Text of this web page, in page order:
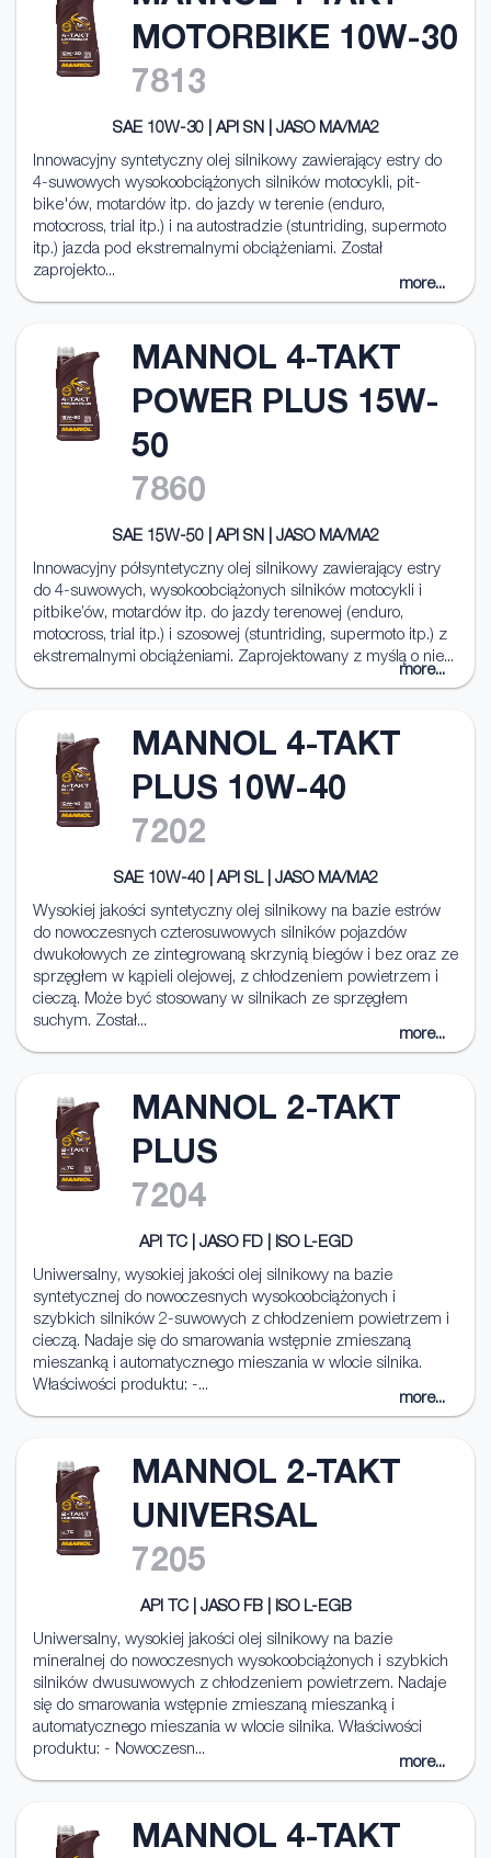
MOTORBIKE 10W-30
7813
SAE 10W-30 | API SN | JASO MA/MA2
Innowacyjny syntetyczny olej silnikowy zawierający estry do
4-suwowych wysokoobciążonych silników motocykli, pit-
bike'ów, motardów itp. do jazdy w terenie (enduro,
motocross, trial itp.) i na autostradzie (stuntriding, supermoto
itp.) jazda pod ekstremalnymi obciążeniami. Został
zaprojekto...
more...
MANNOL 4-TAKT
POWER PLUS 15W-
50
7860
SAE 15W-50 | API SN | JASO MA/MA2
Innowacyjny półsyntetyczny olej silnikowy zawierający estry
do 4-suwowych, wysokoobciążonych silników motocykli i
pitbike’ów, motardów itp. do jazdy terenowej (enduro,
motocross, trial itp.) i szosowej (stuntriding, supermoto itp.) z
ekstremalnymi obciążeniami. Zaprojektowany z myślą o nie...
more...
MANNOL 4-TAKT
PLUS 10W-40
7202
SAE 10W-40 | API SL | JASO MA/MA2
Wysokiej jakości syntetyczny olej silnikowy na bazie estrów
do nowoczesnych czterosuwowych silników pojazdów
dwukołowych ze zintegrowaną skrzynią biegów i bez oraz ze
sprzęgłem w kąpieli olejowej, z chłodzeniem powietrzem i
cieczą. Może być stosowany w silnikach ze sprzęgłem
suchym. Został...
more...
MANNOL 2-TAKT
PLUS
7204
API TC | JASO FD | ISO L-EGD
Uniwersalny, wysokiej jakości olej silnikowy na bazie
syntetycznej do nowoczesnych wysokoobciążonych i
szybkich silników 2-suwowych z chłodzeniem powietrzem i
cieczą. Nadaje się do smarowania wstępnie zmieszaną
mieszanką i automatycznego mieszania w wlocie silnika.
Właściwości produktu: -...
more...
MANNOL 2-TAKT
UNIVERSAL
7205
API TC | JASO FB | ISO L-EGB
Uniwersalny, wysokiej jakości olej silnikowy na bazie
mineralnej do nowoczesnych wysokoobciążonych i szybkich
silników dwusuwowych z chłodzeniem powietrzem. Nadaje
się do smarowania wstępnie zmieszaną mieszanką i
automatycznego mieszania w wlocie silnika. Właściwości
produktu: - Nowoczesn...
more...
MANNOL 4-TAKT